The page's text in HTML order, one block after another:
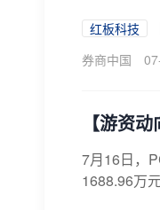
红板科技
券商中国
【游资
7月16日，
1688.96万